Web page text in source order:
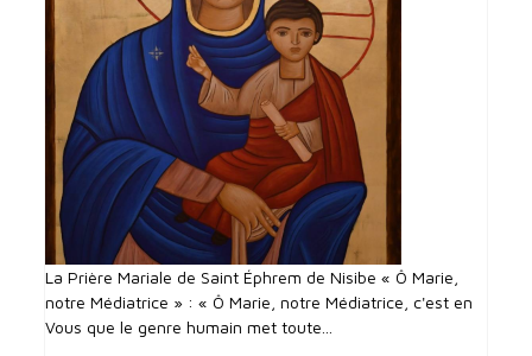
La Prière Mariale de Saint Éphrem de Nisibe « Ô Marie,
notre Médiatrice » : « Ô Marie, notre Médiatrice, c'est en
Vous que le genre humain met toute...